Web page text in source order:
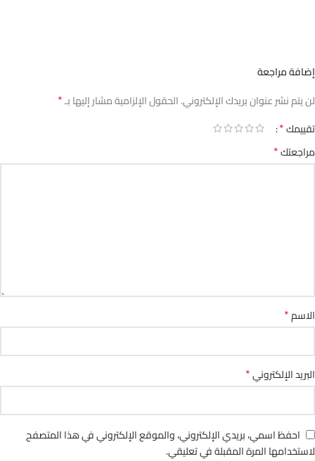
إضافة مراجعة
لن يتم نشر عنوان بريدك الإلكتروني.الحقول الإلزامية مشار إليها بـ*
تقييمك*
مراجعتك*
الاسم*
البريد الإلكتروني*
احفظ اسمي، بريدي الإلكتروني، والموقع الإلكتروني في هذا المتصفح
لاستخدامها المرة المقبلة في تعليقي.